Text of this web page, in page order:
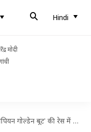
Hindi
मोदी
बूट' की रेस में सबसे आगे हैं ये खिलाड़ी